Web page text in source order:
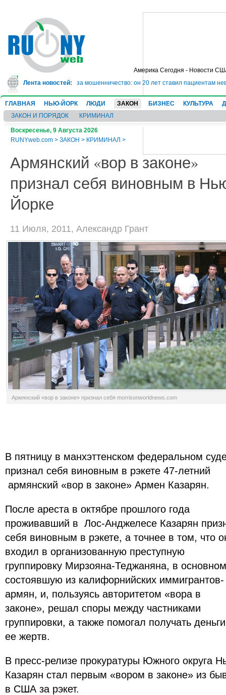
Америка Сегодня - Новости
Лента новостей:
в тюрьму на 10 лет за мошенничество: он 20 лет ставил пациентам
ГЛАВНАЯ НЬЮ-ЙОРК ЛЮДИ ЗАКОН БИЗНЕС КУЛЬТУРА
ЗАКОН И ПОРЯДОК
КРИМИНАЛ
Воскресенье, 9 Августа 2026
RUNYweb.com > ЗАКОН > КРИМИНАЛ >
Армянский «вор в законе»
признал себя виновным в
Йорке
11 Июля, 2011, Александр Грант
Армянский «вор в законе» признал себя morrisonworldnews.com
В пятницу в манхэттенском федеральном
признал себя виновным в рэкете 47-летний
армянский «вор в законе» Армен Казарян.
После ареста в октябре прошлого года
проживавший в Лос-Анджелесе Казарян
себя виновным в рэкете, а точнее в том, что
входил в организованную преступную
группировку Мирзояна-Теджаняна, в основном
состоявшую из калифорнийских иммигрантов-
армян, и, пользуясь авторитетом «вора в
законе», решал споры между частниками
группировки, а также помогал получать
ее жертв.
В пресс-релизе прокуратуры Южного округа
Казарян стал первым «вором в законе» из
в США за рэкет.